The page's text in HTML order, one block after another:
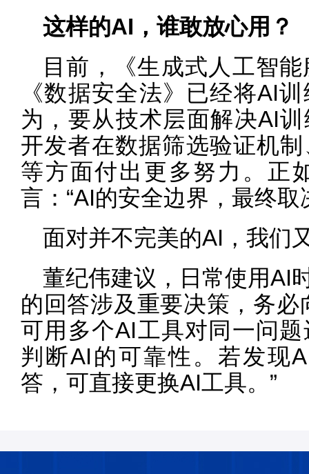
这样的AI，谁敢放心用？
目前，《生成式人工智
《数据安全法》已经将AI
为，要从技术层面解决AI
开发者在数据筛选验证机
等方面付出更多努力。正
言：“AI的安全边界，最终
面对并不完美的AI，我们
董纪伟建议，日常使用AI
的回答涉及重要决策，务
可用多个AI工具对同一问
判断AI的可靠性。若发现
答，可直接更换AI工具。”